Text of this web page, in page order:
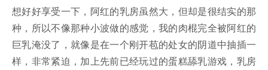
想好好享受一下，阿红的乳房虽然大，但却是很结实的那
种，所以不像那种小波做的感觉，我的肉棍完全被阿红的
巨乳淹没了，就像是在一个刚开苞的处女的阴道中抽插一
样，非常紧迫，加上先前已经玩过的蛋糕舔乳游戏，乳房